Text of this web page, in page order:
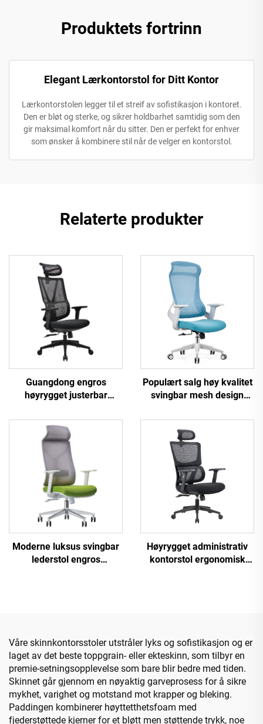
Produktets fortrinn
Elegant Lærkontorstol for Ditt Kontor
Lærkontorstolen legger til et streif av sofistikasjon i kontoret.
Den er bløt og sterke, og sikrer holdbarhet samtidig som den
gir maksimal komfort når du sitter. Den er perfekt for enhver
som ønsker å kombinere stil når de velger en kontorstol.
Relaterte produkter
Guangdong engros
høyrygget justerbar
kontorstol komfortabel
datamaskin
skrivebordsstol for
kontoret
Populært salg høy kvalitet
svingbar mesh design
ergonomisk kontorstol
personallederstol
Moderne luksus svingbar
lederstol engros
Høyrygget administrativ
kontorstol ergonomisk
Våre skinnkontorsstoler utstråler lyks og sofistikasjon og er
laget av det beste toppgrain- eller ekteskinn, som tilbyr en
premie-setningsopplevelse som bare blir bedre med tiden.
Skinnet går gjennom en nøyaktig garveprosess for å sikre
mykhet, varighet og motstand mot krapper og bleking.
Paddingen kombinerer høyttetthetsfoam med
fjederstøttede kjerner for et bløtt men støttende trykk, noe